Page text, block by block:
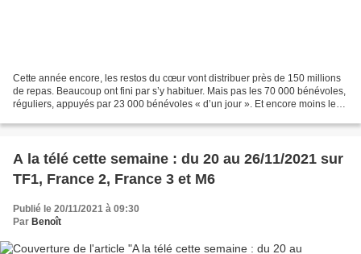
Cette année encore, les restos du cœur vont distribuer près de 150 millions
de repas. Beaucoup ont fini par s’y habituer. Mais pas les 70 000 bénévoles,
réguliers, appuyés par 23 000 bénévoles « d’un jour ». Et encore moins les
A la télé cette semaine : du 20 au 26/11/2021 sur
TF1, France 2, France 3 et M6
Publié le 20/11/2021 à 09:30
Par Benoît